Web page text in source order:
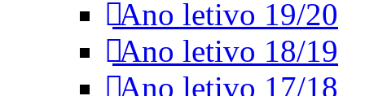
Ano letivo 19/20
Ano letivo 18/19
Ano letivo 17/18